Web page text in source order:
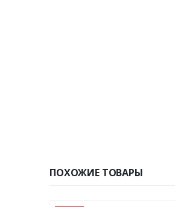
ПОХОЖИЕ ТОВАРЫ